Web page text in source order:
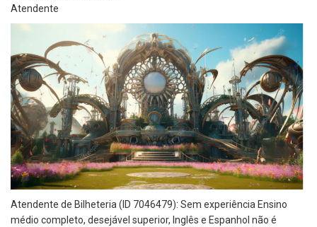
Atendente
Atendente de Bilheteria (ID 7046479): Sem experiência Ensino
médio completo, desejável superior, Inglês e Espanhol não é